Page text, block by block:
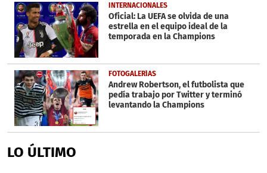
INTERNACIONALES
Oficial: La UEFA se olvida de una
estrella en el equipo ideal de la
temporada en la Champions
FOTOGALERÍAS
Andrew Robertson, el futbolista que
pedía trabajo por Twitter y terminó
levantando la Champions
LO ÚLTIMO